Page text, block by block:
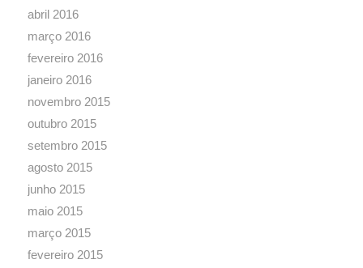
março 2015
fevereiro 2015
janeiro 2015
agosto 2014
julho 2014
junho 2014
abril 2014
março 2014
fevereiro 2014
janeiro 2014
dezembro 2013
novembro 2013